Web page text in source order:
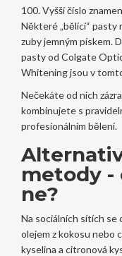
100. Vyšší číslo
Některé „bělící“ pasty
zuby jemným pískem.
pasty od Colgate
Whitening jsou v
Nečekáte od nich
kombinujete s
profesionálním bělení.
metody -
ne?
Na sociálních sítích se
olejem z kokosu nebo
kyselina a citronová